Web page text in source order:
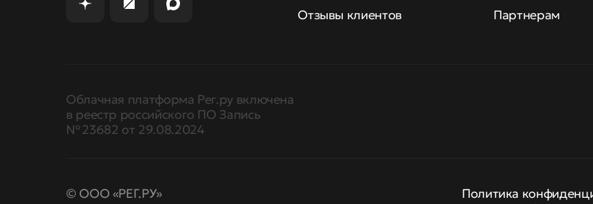
Отзывы клиентов
Партнерам
Облачная платформа Рег.ру включена
в реестр российского ПО Запись
№ 23682 от 29.08.2024
© ООО «РЕГ.РУ»
Политика